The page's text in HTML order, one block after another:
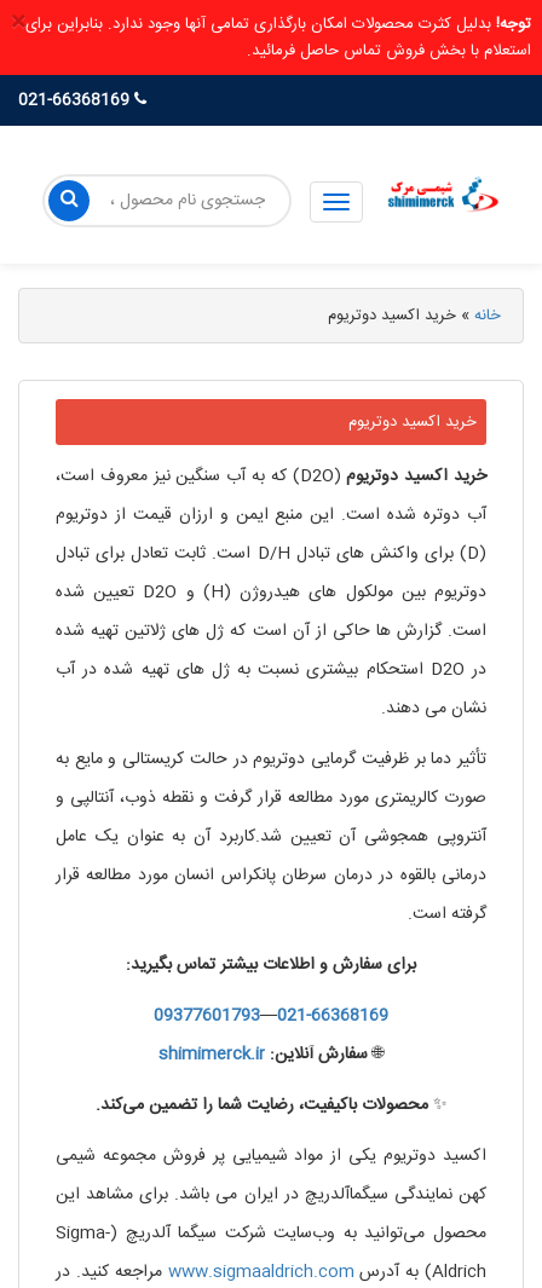
× توجه!بدلیل کثرت محصولات امکان بارگذاری تمامی آنها وجود ندارد. بنابراین برای
استعلام با بخش فروش تماس حاصل فرمائید.
خانه» خرید اکسید دوتریوم
خرید اکسید دوتریوم
خرید اکسید دوتریوم
(D2O) که به آب سنگین نیز معروف است،
آب دوتره شده است. این منبع ایمن و ارزان قیمت از دوتریوم
(D) برای واکنش های تبادل D/H است. ثابت تعادل برای تبادل
دوتریوم بین مولکول های هیدروژن (H) و D2O تعیین شده
است. گزارش ها حاکی از آن است که ژل های ژلاتین تهیه شده
در D2O استحکام بیشتری نسبت به ژل های تهیه شده در آب
نشان می دهند.
تأثیر دما بر ظرفیت گرمایی دوتریوم در حالت کریستالی و مایع به
صورت کالریمتری مورد مطالعه قرار گرفت و نقطه ذوب، آنتالپی و
آنتروپی همجوشی آن تعیین شد.کاربرد آن به عنوان یک عامل
درمانی بالقوه در درمان سرطان پانکراس انسان مورد مطالعه قرار
گرفته است.
برای سفارش و اطلاعات بیشتر تماس بگیرید:
021-66368169
—
09377601793
🌐سفارش آنلاین: shimimerck.ir
✨محصولات باکیفیت، رضایت شما را تضمین می‌کند.
اکسید دوتریوم یکی از مواد شیمیایی پر فروش مجموعه شیمی
کهن نمایندگی سیگماآلدریچ در ایران می باشد. برای مشاهد این
محصول می‌توانید به وب‌سایت شرکت سیگما آلدریچ (Sigma-
Aldrich) به آدرس
www.sigmaaldrich.com مراجعه کنید. در